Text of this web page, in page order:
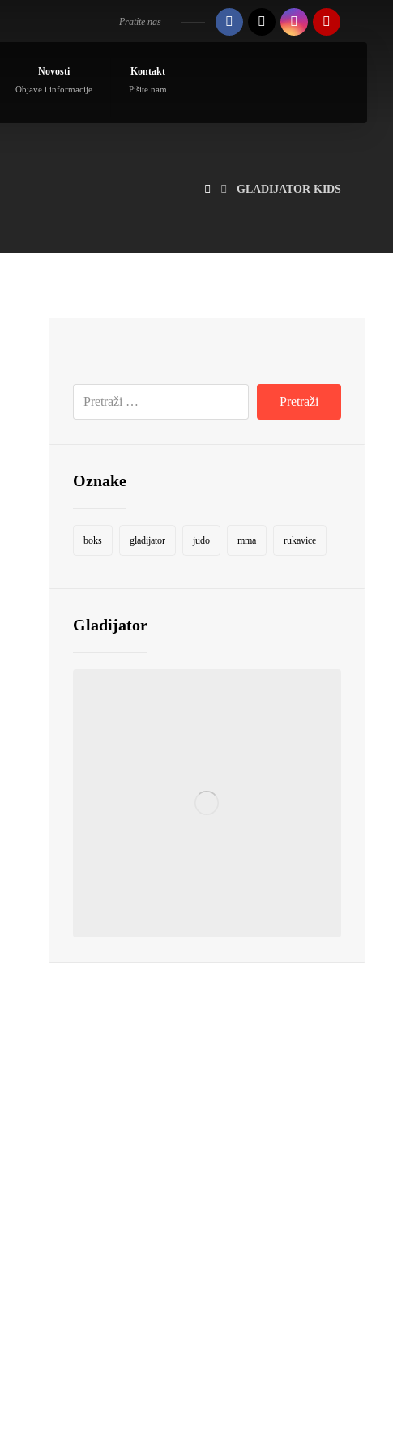
Pratite nas
Novosti
Objave i informacije
Kontakt
Pišite nam
GLADIJATOR KIDS
Oznake
boks gladijator judo mma rukavice
Gladijator